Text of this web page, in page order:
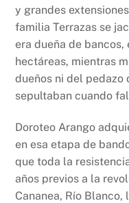
y grandes
familia Terrazas se
era dueña de
hectáreas, mientras
dueños ni del pedazo
sepultaban cuando
Doroteo Arango
en esa etapa de
que toda la
años previos a la
Cananea, Río